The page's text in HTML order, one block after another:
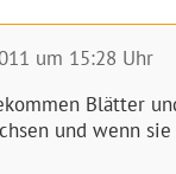
um 15:28 Uhr
Blätter
und wenn